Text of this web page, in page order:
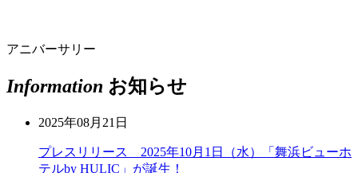
アニバーサリー
Information お知らせ
2025年08月21日
プレスリリース 2025年10月1日（水）「舞浜ビューホ
テルby HULIC」が誕生！